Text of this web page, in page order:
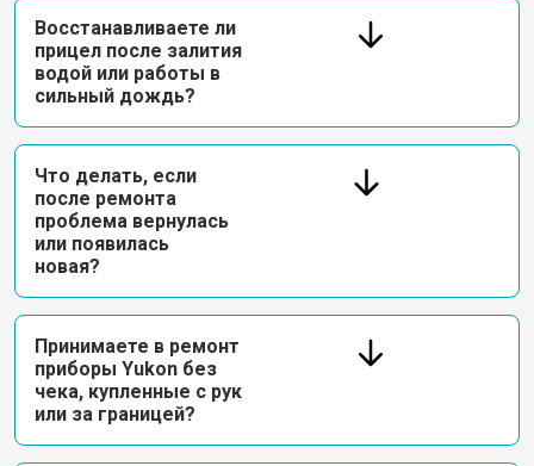
Восстанавливаете ли
прицел после залития
водой или работы в
сильный дождь?
Что делать, если
после ремонта
проблема вернулась
или появилась
новая?
Принимаете в ремонт
приборы Yukon без
чека, купленные с рук
или за границей?